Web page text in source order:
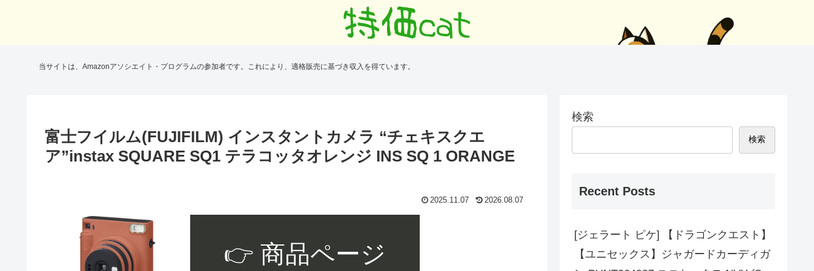
当サイトは、Amazonアソシエイト・プログラムの参加者です。これにより、適格販売に基づき収入を得ています。
富士フイルム(FUJIFILM) インスタントカメラ “チェキスクエ
ア”instax SQUARE SQ1 テラコッタオレンジ INS SQ 1 ORANGE
2025.11.07 2026.08.07
👉 商品ページ
検索
検索
Recent Posts
[ジェラート ピケ] 【ドラゴンクエスト】
【ユニセックス】ジャガードカーディガ